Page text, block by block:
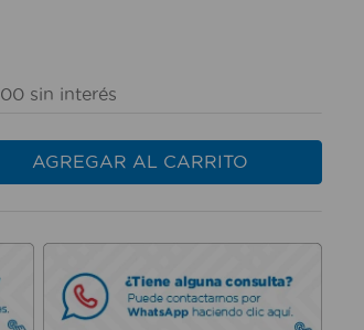
00sin interés
AGREGAR AL CARRITO